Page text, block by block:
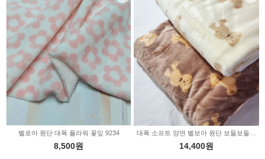
벨로아 원단 대폭 플라워 꽃잎 9234
8,500원 14,400원